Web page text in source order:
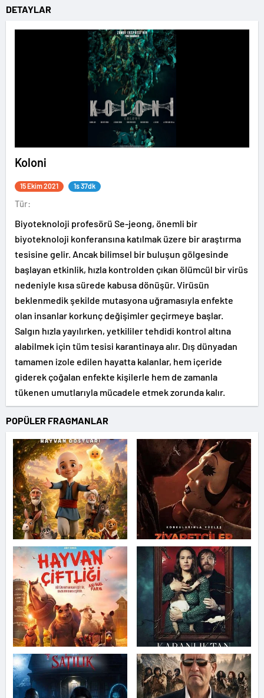
DETAYLAR
Koloni
15 Ekim 2021 1s 37dk
Tür:
Biyoteknoloji profesörü Se-jeong, önemli bir
biyoteknoloji konferansına katılmak üzere bir araştırma
tesisine gelir. Ancak bilimsel bir buluşun gölgesinde
başlayan etkinlik, hızla kontrolden çıkan ölümcül bir virüs
nedeniyle kısa sürede kabusa dönüşür. Virüsün
beklenmedik şekilde mutasyona uğramasıyla enfekte
olan insanlar korkunç değişimler geçirmeye başlar.
Salgın hızla yayılırken, yetkililer tehdidi kontrol altına
alabilmek için tüm tesisi karantinaya alır. Dış dünyadan
tamamen izole edilen hayatta kalanlar, hem içeride
giderek çoğalan enfekte kişilerle hem de zamanla
tükenen umutlarıyla mücadele etmek zorunda kalır.
POPÜLER FRAGMANLAR